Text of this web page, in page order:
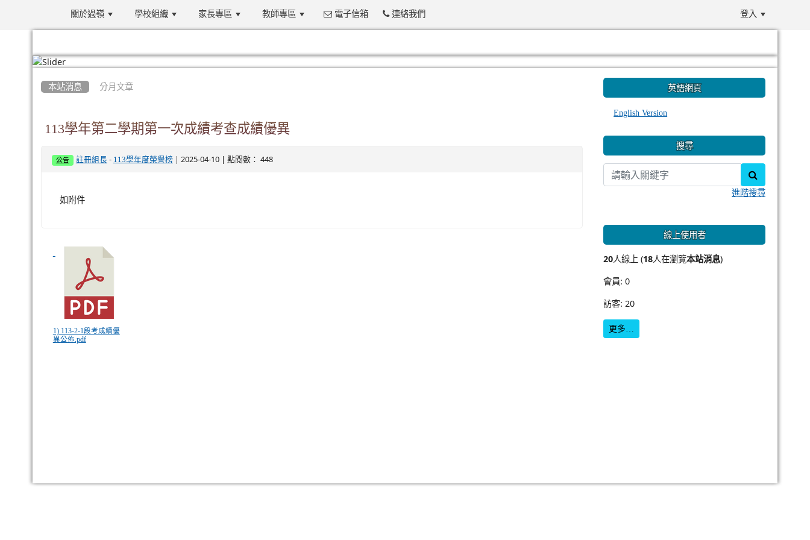
關於過嶺 學校組織 家長專區 教師專區 電子信箱 連絡我們 登入
本站消息 分月文章
113學年第二學期第一次成績考查成績優異
公告 註冊組長- 113學年度榮譽榜| 2025-04-10 | 點閱數： 448
如附件
1) 113-2-1段考成績優
異公佈.pdf
英語網頁
English Version
搜尋
進階搜尋
線上使用者
20人線上 (18人在瀏覽本站消息)
會員: 0
訪客: 20
更多…